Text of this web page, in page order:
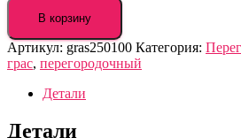
В корзину
Артикул: gras250100 Категория:
грас, перегородочный
Детали
Детали